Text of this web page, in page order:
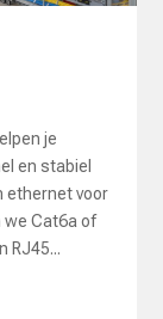
je
en stabiel
ethernet voor
we Cat6a of
RJ45...